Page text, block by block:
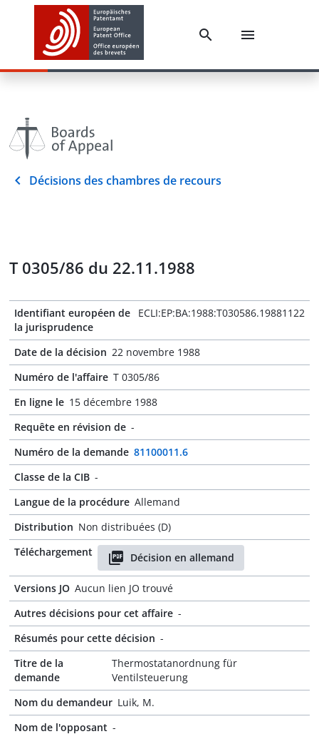
Décisions des chambres de recours
T 0305/86 du 22.11.1988
Identifiant européen de
la jurisprudence
ECLI:EP:BA:1988:T030586.19881122
Date de la décision 22 novembre 1988
Numéro de l'affaire T 0305/86
En ligne le 15 décembre 1988
Requête en révision de -
Numéro de la demande 81100011.6
Classe de la CIB -
Langue de la procédure Allemand
Distribution Non distribuées (D)
Téléchargement
Décision en allemand
Versions JO Aucun lien JO trouvé
Autres décisions pour cet affaire -
Résumés pour cette décision -
Titre de la
demande
Thermostatanordnung für
Ventilsteuerung
Nom du demandeur Luik, M.
Nom de l'opposant -